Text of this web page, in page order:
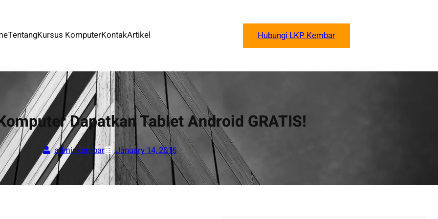
TentangKursus KomputerKontakArtikel Hubungi LKP Kembar
Dapatkan Tablet Android GRATIS!
adminkembar January 14, 2016